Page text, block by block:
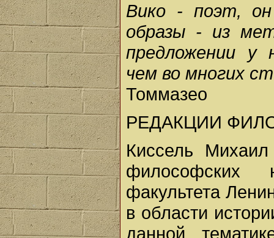
Вико - поэт,
образы - из
предложении у
чем во многих
Томмазео
РЕДАКЦИИ
Киссель
философских
факультета
в области
данной